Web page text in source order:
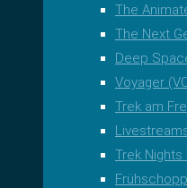
The
The Next
Deep
Voyager
Trek am
Trek